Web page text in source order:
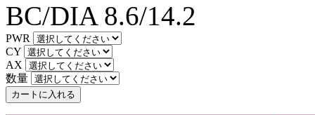
BC/DIA 8.6/14.2
PWR
CY
AX
数量
カートに入れる